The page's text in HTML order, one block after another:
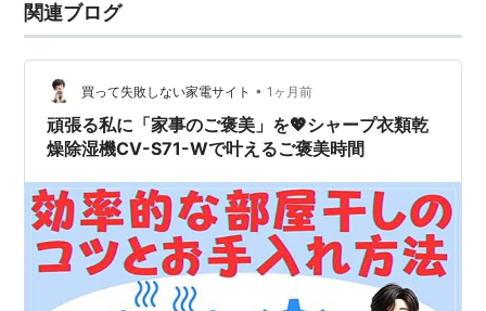
40分ぐらい、山の中にあります。 露天風呂は４.５人で
ギュウギュウの広さ、それでも目の…
関連ブログ
買って失敗しない家電サイト • 1ヶ月前
頑張る私に「家事のご褒美」を💖シャープ衣類乾
燥除湿機CV-S71-Wで叶えるご褒美時間